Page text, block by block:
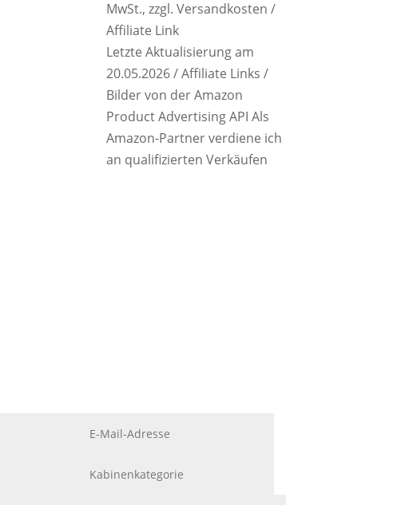
MwSt., zzgl. Versandkosten /
Affiliate Link
Letzte Aktualisierung am
20.05.2026 / Affiliate Links /
Bilder von der Amazon
Product Advertising API Als
Amazon-Partner verdiene ich
an qualifizierten Verkäufen